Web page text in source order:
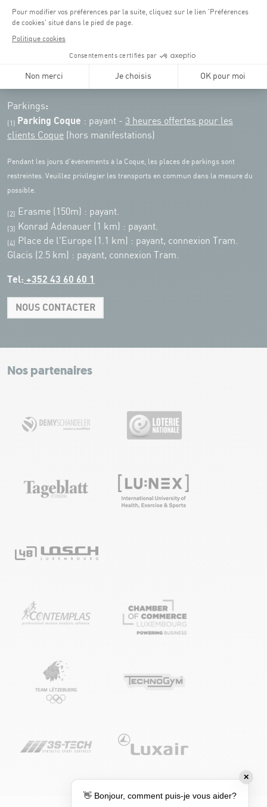
Pensez à vous informer des horaires d'ouverture de chaque activité.
Accès :
COQUE • 2 rue Léon Hengen, Luxembourg (L-1745)
Transport en commun: Arrêt Tram "Coque"
Parkings:
(1) Parking Coque : payant - 3 heures offertes pour les
clients Coque (hors manifestations)
Pendant les jours d'événements à la Coque, les places de parkings sont
restreintes. Veuillez privilégier les transports en commun dans la mesure du
possible.
(2) Erasme (150m) : payant.
(3) Konrad Adenauer (1 km) : payant.
(4)
Place de l'Europe (1.1 km) : payant, connexion Tram.
Glacis (2.5 km) : payant, connexion Tram.
Tel: +352 43 60 60 1
NOUS CONTACTER
+
−
Leaflet|Map tiles by Carto, under CC BY 3.0. Data by OpenStreetMap, under
Nos partenaires
✕
👋 Bonjour, comment puis-je vous aider?